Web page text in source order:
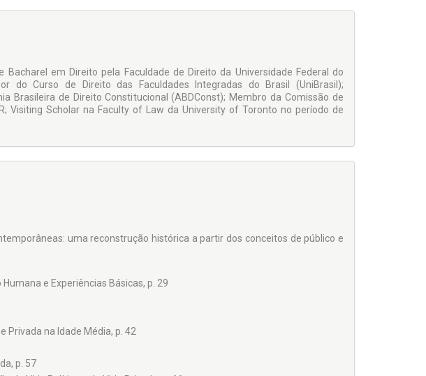
Bacharel em Direito pela Faculdade de Direito da Universidade Federal do
do Curso de Direito das Faculdades Integradas do Brasil (UniBrasil);
Brasileira de Direito Constitucional (ABDConst); Membro da Comissão de
Visiting Scholar na Faculty of Law da University of Toronto no período de
uma reconstrução histórica a partir dos conceitos de público e
e Experiências Básicas, p. 29
Privada na Idade Média, p. 42
p. 57